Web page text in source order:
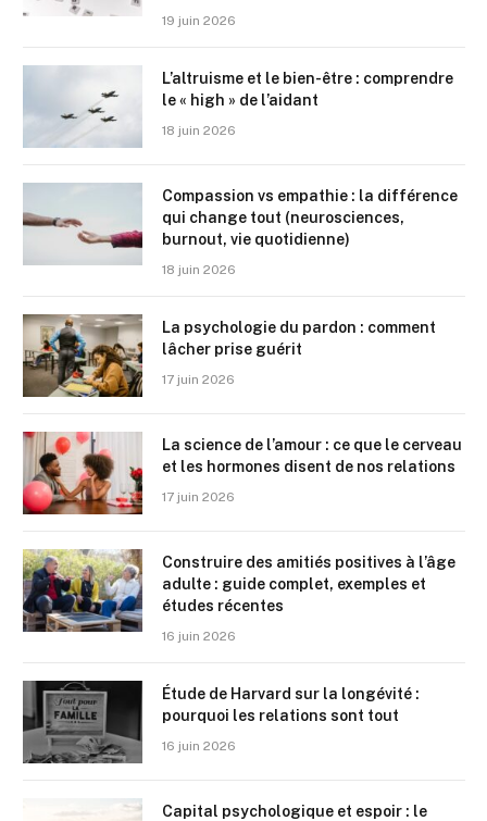
19 juin 2026
L’altruisme et le bien-être : comprendre
le « high » de l’aidant
18 juin 2026
Compassion vs empathie : la différence
qui change tout (neurosciences,
burnout, vie quotidienne)
18 juin 2026
La psychologie du pardon : comment
lâcher prise guérit
17 juin 2026
La science de l’amour : ce que le cerveau
et les hormones disent de nos relations
17 juin 2026
Construire des amitiés positives à l’âge
adulte : guide complet, exemples et
études récentes
16 juin 2026
Étude de Harvard sur la longévité :
pourquoi les relations sont tout
16 juin 2026
Capital psychologique et espoir : le